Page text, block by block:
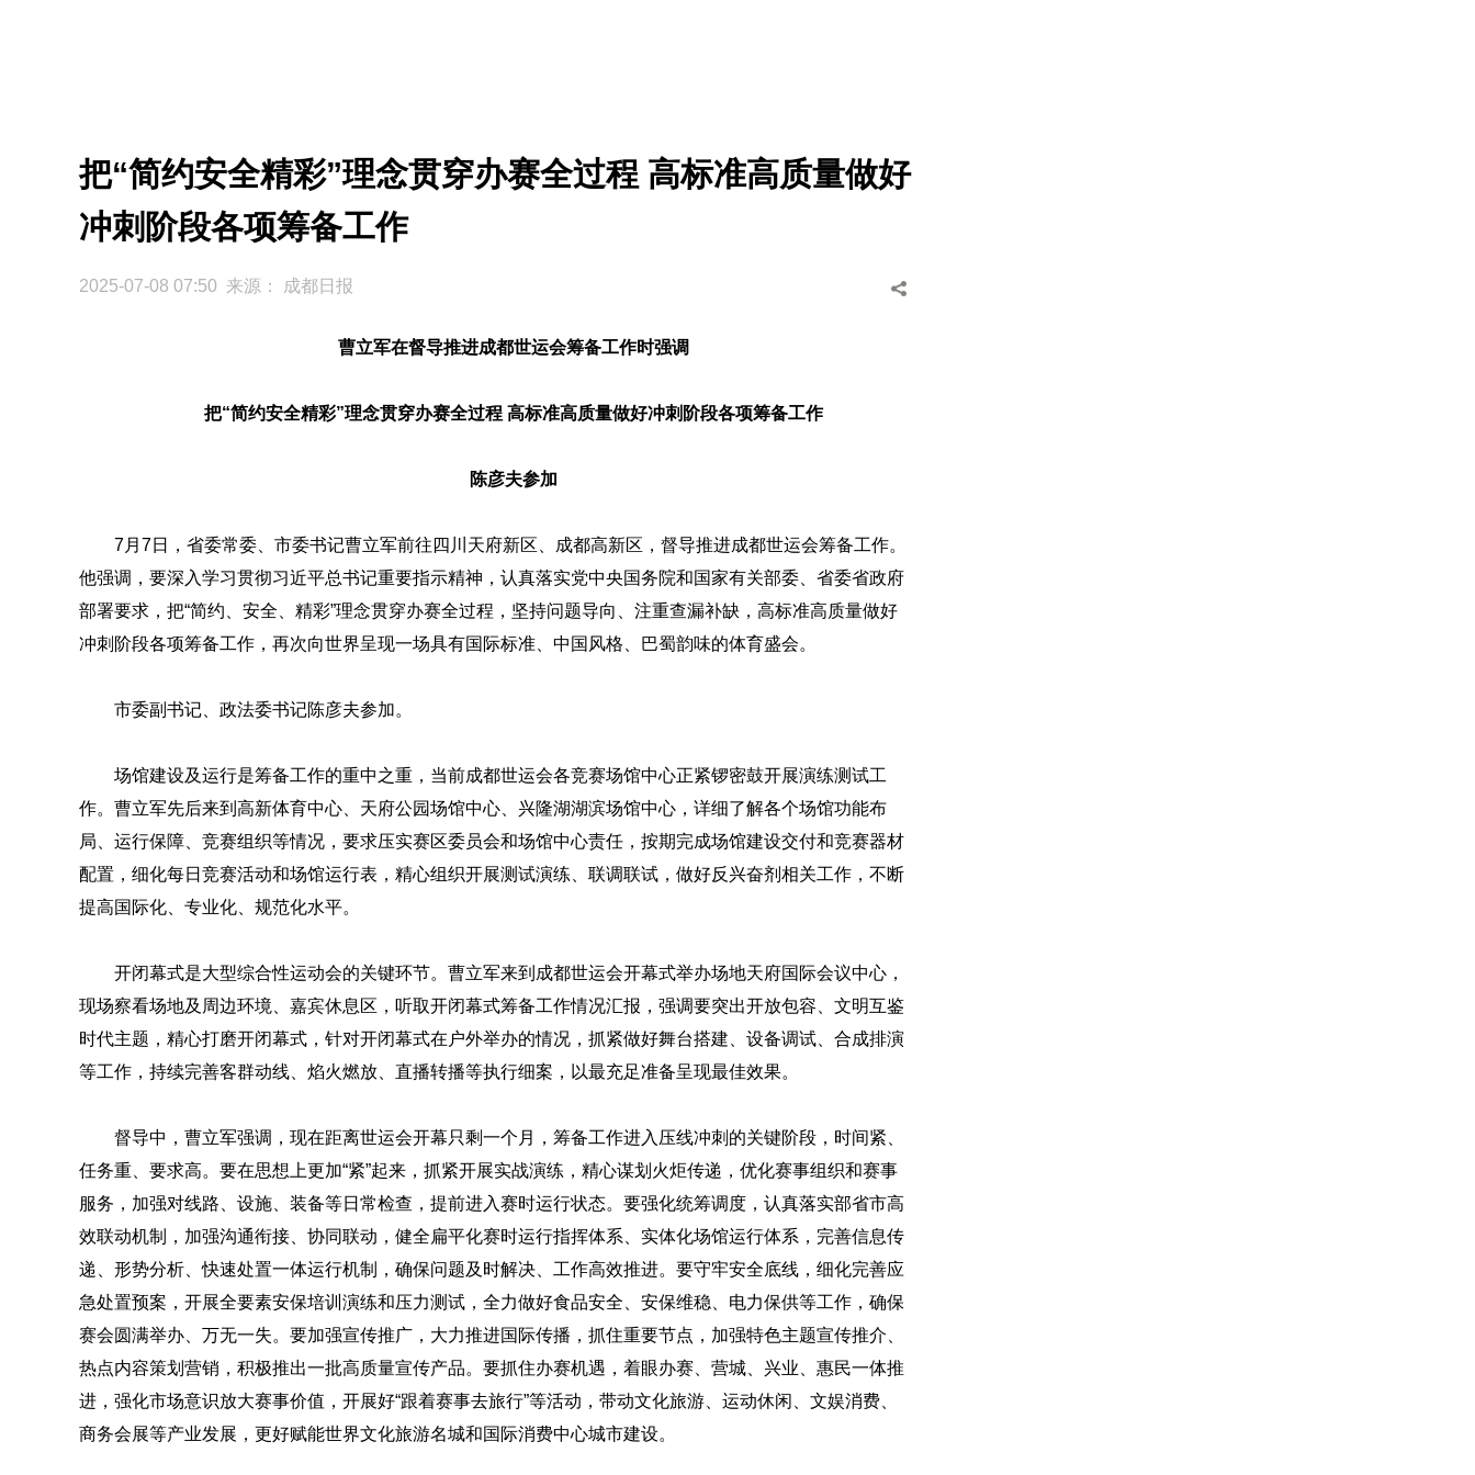
把“简约安全精彩”理念贯穿办赛全过程 高标准高质量做好
冲刺阶段各项筹备工作
2025-07-08 07:50 来源： 成都日报
曹立军在督导推进成都世运会筹备工作时强调
把“简约安全精彩”理念贯穿办赛全过程 高标准高质量做好冲刺阶段各项筹备工作
陈彦夫参加
7月7日，省委常委、市委书记曹立军前往四川天府新区、成都高新区，督导推进成都世运会筹备工作。
他强调，要深入学习贯彻习近平总书记重要指示精神，认真落实党中央国务院和国家有关部委、省委省政府
部署要求，把“简约、安全、精彩”理念贯穿办赛全过程，坚持问题导向、注重查漏补缺，高标准高质量做好
冲刺阶段各项筹备工作，再次向世界呈现一场具有国际标准、中国风格、巴蜀韵味的体育盛会。
市委副书记、政法委书记陈彦夫参加。
场馆建设及运行是筹备工作的重中之重，当前成都世运会各竞赛场馆中心正紧锣密鼓开展演练测试工
作。曹立军先后来到高新体育中心、天府公园场馆中心、兴隆湖湖滨场馆中心，详细了解各个场馆功能布
局、运行保障、竞赛组织等情况，要求压实赛区委员会和场馆中心责任，按期完成场馆建设交付和竞赛器材
配置，细化每日竞赛活动和场馆运行表，精心组织开展测试演练、联调联试，做好反兴奋剂相关工作，不断
提高国际化、专业化、规范化水平。
开闭幕式是大型综合性运动会的关键环节。曹立军来到成都世运会开幕式举办场地天府国际会议中心，
现场察看场地及周边环境、嘉宾休息区，听取开闭幕式筹备工作情况汇报，强调要突出开放包容、文明互鉴
时代主题，精心打磨开闭幕式，针对开闭幕式在户外举办的情况，抓紧做好舞台搭建、设备调试、合成排演
等工作，持续完善客群动线、焰火燃放、直播转播等执行细案，以最充足准备呈现最佳效果。
督导中，曹立军强调，现在距离世运会开幕只剩一个月，筹备工作进入压线冲刺的关键阶段，时间紧、
任务重、要求高。要在思想上更加“紧”起来，抓紧开展实战演练，精心谋划火炬传递，优化赛事组织和赛事
服务，加强对线路、设施、装备等日常检查，提前进入赛时运行状态。要强化统筹调度，认真落实部省市高
效联动机制，加强沟通衔接、协同联动，健全扁平化赛时运行指挥体系、实体化场馆运行体系，完善信息传
递、形势分析、快速处置一体运行机制，确保问题及时解决、工作高效推进。要守牢安全底线，细化完善应
急处置预案，开展全要素安保培训演练和压力测试，全力做好食品安全、安保维稳、电力保供等工作，确保
赛会圆满举办、万无一失。要加强宣传推广，大力推进国际传播，抓住重要节点，加强特色主题宣传推介、
热点内容策划营销，积极推出一批高质量宣传产品。要抓住办赛机遇，着眼办赛、营城、兴业、惠民一体推
进，强化市场意识放大赛事价值，开展好“跟着赛事去旅行”等活动，带动文化旅游、运动休闲、文娱消费、
商务会展等产业发展，更好赋能世界文化旅游名城和国际消费中心城市建设。